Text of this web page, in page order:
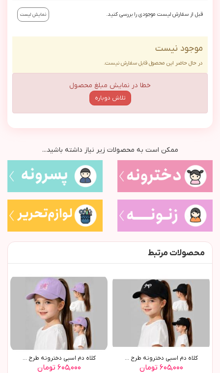
قبل از سفارش لیست موجودی را بررسی کنید. نمایش لیست
موجود نیست
در حال حاضر این محصول قابل سفارش نیست.
خطا در نمایش مبلغ محصول
تلاش دوباره
ممکن است به محصولات زیر نیاز داشته باشید...
محصولات مرتبط
کلاه دم اسبی دخترونه طرح ...
۶۰۵,۰۰۰ تومان
کلاه دم اسبی دخترونه طرح ...
۶۰۵,۰۰۰ تومان